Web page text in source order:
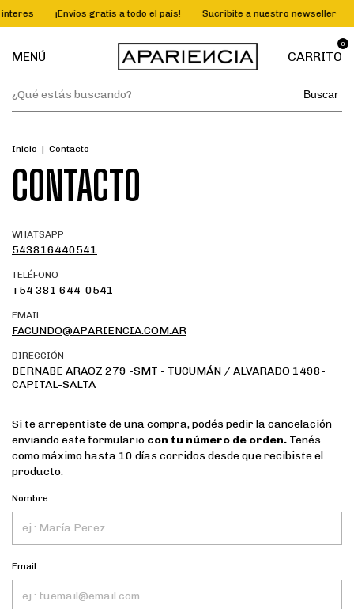
¡Envíos gratis a todo el país! Sucribite a nuestro newseller
MENÚ CARRITO
0
Buscar
Inicio | Contacto
CONTACTO
WHATSAPP
543816440541
TELÉFONO
+54 381 644-0541
EMAIL
FACUNDO@APARIENCIA.COM.AR
DIRECCIÓN
BERNABE ARAOZ 279 -SMT - TUCUMÁN / ALVARADO 1498-
CAPITAL-SALTA
Si te arrepentiste de una compra, podés pedir la cancelación
enviando este formulario con tu número de orden. Tenés
como máximo hasta 10 días corridos desde que recibiste el
producto.
Nombre
Email